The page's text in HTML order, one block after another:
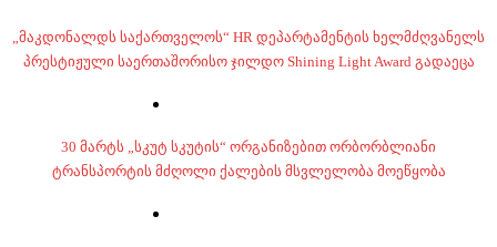
„მაკდონალდს საქართველოს“ HR დეპარტამენტის ხელმძღვანელს
პრესტიჟული საერთაშორისო ჯილდო Shining Light Award გადაეცა
30 მარტს „სკუტ სკუტის“ ორგანიზებით ორბორბლიანი
ტრანსპორტის მძღოლი ქალების მსვლელობა მოეწყობა